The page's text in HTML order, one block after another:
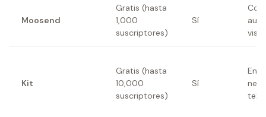
Moosend
Gratis (hasta
1,000
suscriptores)
Sí
Kit
Gratis (hasta
10,000
suscriptores)
Sí